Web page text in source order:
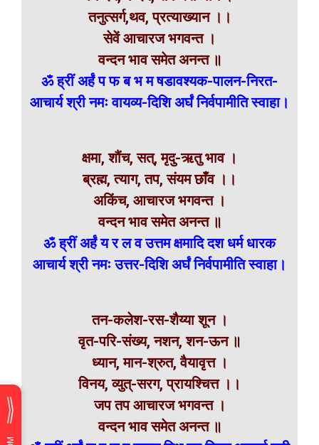
तनुत्सर्ग,थव, प्रत्याख्यान ।।
सेवें आचारज भगवन्त ।
वन्दन भाव समेत अनन्त ॥
ॐ ह्रीं अर्हं प फ ब भ मषडावश्यक-पालन-निरत-
आचार्य श्री नमः वायव्य-दिशि अर्घं निर्वपामीति स्वाहा।
क्षमा, शौंच, सत्, मृदु-ऋतु भाव ।
ब्रह्म, त्याग, तप, संयम छाँव ।।
अकिंच, आचारज भगवन्त ।
वन्दन भाव समेत अनन्त ॥
ॐ ह्रीं अर्हं य र ल व उत्तम क्षमादि दश धर्म धारक
आचार्य श्री नमः उत्तर-दिशि अर्घं निर्वपामीति स्वाहा।
तन-कलेश-रस-शैय्या शून ।
वृत-परि-संख्य, नशन, शन-ऊन ॥
ध्यान, मान-श्रुत, वैयावृत्त ।
विनय, व्युत्-सरग, प्रायश्चित्त ।।
जप तप आचारज भगवन्त ।
वन्दन भाव समेत अनन्त ॥